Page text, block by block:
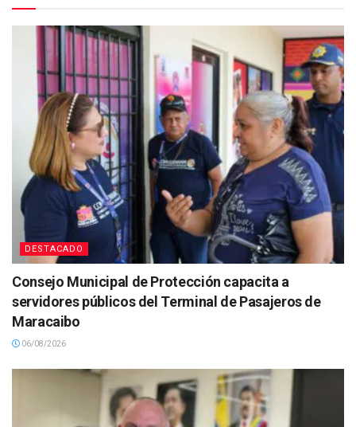
DESTACADO
Consejo Municipal de Protección capacita a
servidores públicos del Terminal de Pasajeros de
Maracaibo
06/08/2026